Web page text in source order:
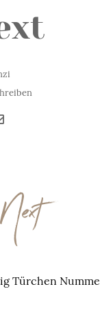
Türchen